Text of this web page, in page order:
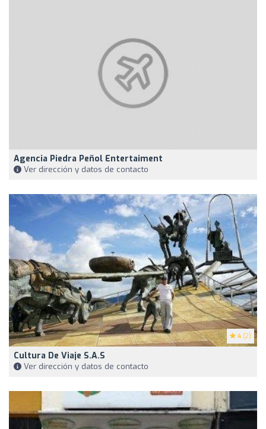
Agencia Piedra Peñol Entertaiment
Ver dirección y datos de contacto
4 (2)
Cultura De Viaje S.A.S
Ver dirección y datos de contacto